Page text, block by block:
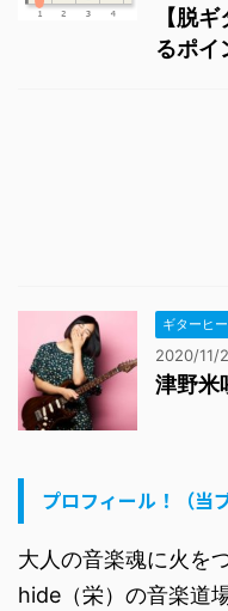
【脱
るポイ
ギターヒ
2020/11/
津野米
プロフィール！（当
大人の音楽魂に火を
hide（栄）の音楽道